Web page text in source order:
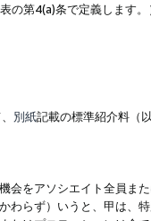
の第4(a)条で定義します。
別紙記載の標準紹介料（
会をアソシエイト全員ま
らず）いうと、甲は、